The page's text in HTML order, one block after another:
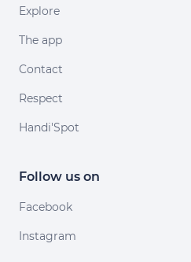
Explore
The app
Contact
Respect
Handi'Spot
Follow us on
Facebook
Instagram